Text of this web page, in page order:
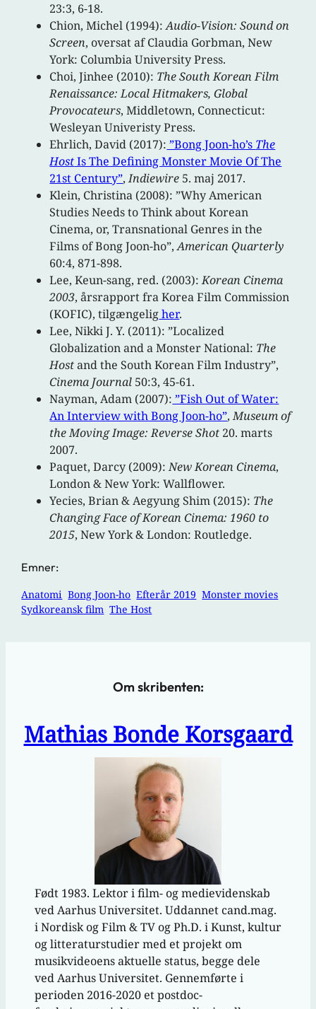
23:3, 6-18.
Chion, Michel (1994):Audio-Vision: Sound on
Screen, oversat af Claudia Gorbman, New
York: Columbia University Press.
Choi, Jinhee (2010): The South Korean Film
Renaissance: Local Hitmakers, Global
Provocateurs, Middletown, Connecticut:
Wesleyan Univeristy Press.
Ehrlich, David (2017): ”Bong Joon-ho’s The
HostIs The Defining Monster Movie Of The
21st Century”,Indiewire 5. maj 2017.
Klein, Christina (2008): ”Why American
Studies Needs to Think about Korean
Cinema, or, Transnational Genres in the
Films of Bong Joon-ho”,American Quarterly
60:4, 871-898.
Lee, Keun-sang, red. (2003):Korean Cinema
2003, årsrapport fra Korea Film Commission
(KOFIC), tilgængeligher.
Lee, Nikki J. Y. (2011): ”Localized
Globalization and a Monster National: The
Hostand the South Korean Film Industry”,
Cinema Journal 50:3, 45-61.
Nayman, Adam (2007): ”Fish Out of Water:
An Interview with Bong Joon-ho”,Museum of
the Moving Image: Reverse Shot 20. marts
2007.
Paquet, Darcy (2009):New Korean Cinema,
London & New York: Wallflower.
Yecies, Brian & Aegyung Shim (2015): The
Changing Face of Korean Cinema: 1960 to
2015, New York & London: Routledge.
Emner:
Anatomi Bong Joon-ho Efterår 2019 Monster movies
Sydkoreansk film The Host
Om skribenten:
Mathias Bonde Korsgaard
Født 1983. Lektor i film- og medievidenskab
ved Aarhus Universitet. Uddannet cand.mag.
i Nordisk og Film & TV og Ph.D. i Kunst, kultur
og litteraturstudier med et projekt om
musikvideoens aktuelle status, begge dele
ved Aarhus Universitet. Gennemførte i
perioden 2016-2020 et postdoc-